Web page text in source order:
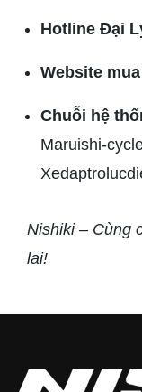
Hotline Đại
Website
Chuỗi hệ
Maruishi-
Nishiki – Cùng
lai!